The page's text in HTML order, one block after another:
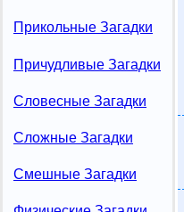
Прикольные Загадки
Причудливые Загадки
Словесные Загадки
Сложные Загадки
Смешные Загадки